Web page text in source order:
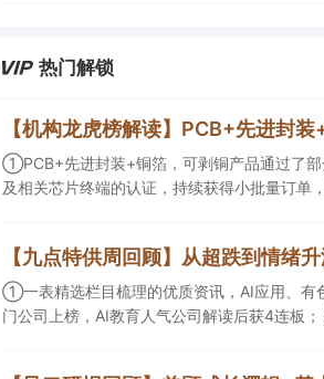
热门解锁
①PCB+先进封装+铜箔，可剥铜产品通过了
及相关芯片终端的认证，持续获得小批量订单
具备承接细胞与基因治疗产品商业化受托生产
买入。
①一表精选栏目梳理的优质资讯，AI应用、有
门公司上榜，AI教育人气公司解读后获4连板； ②AI应用本周活跃，栏目